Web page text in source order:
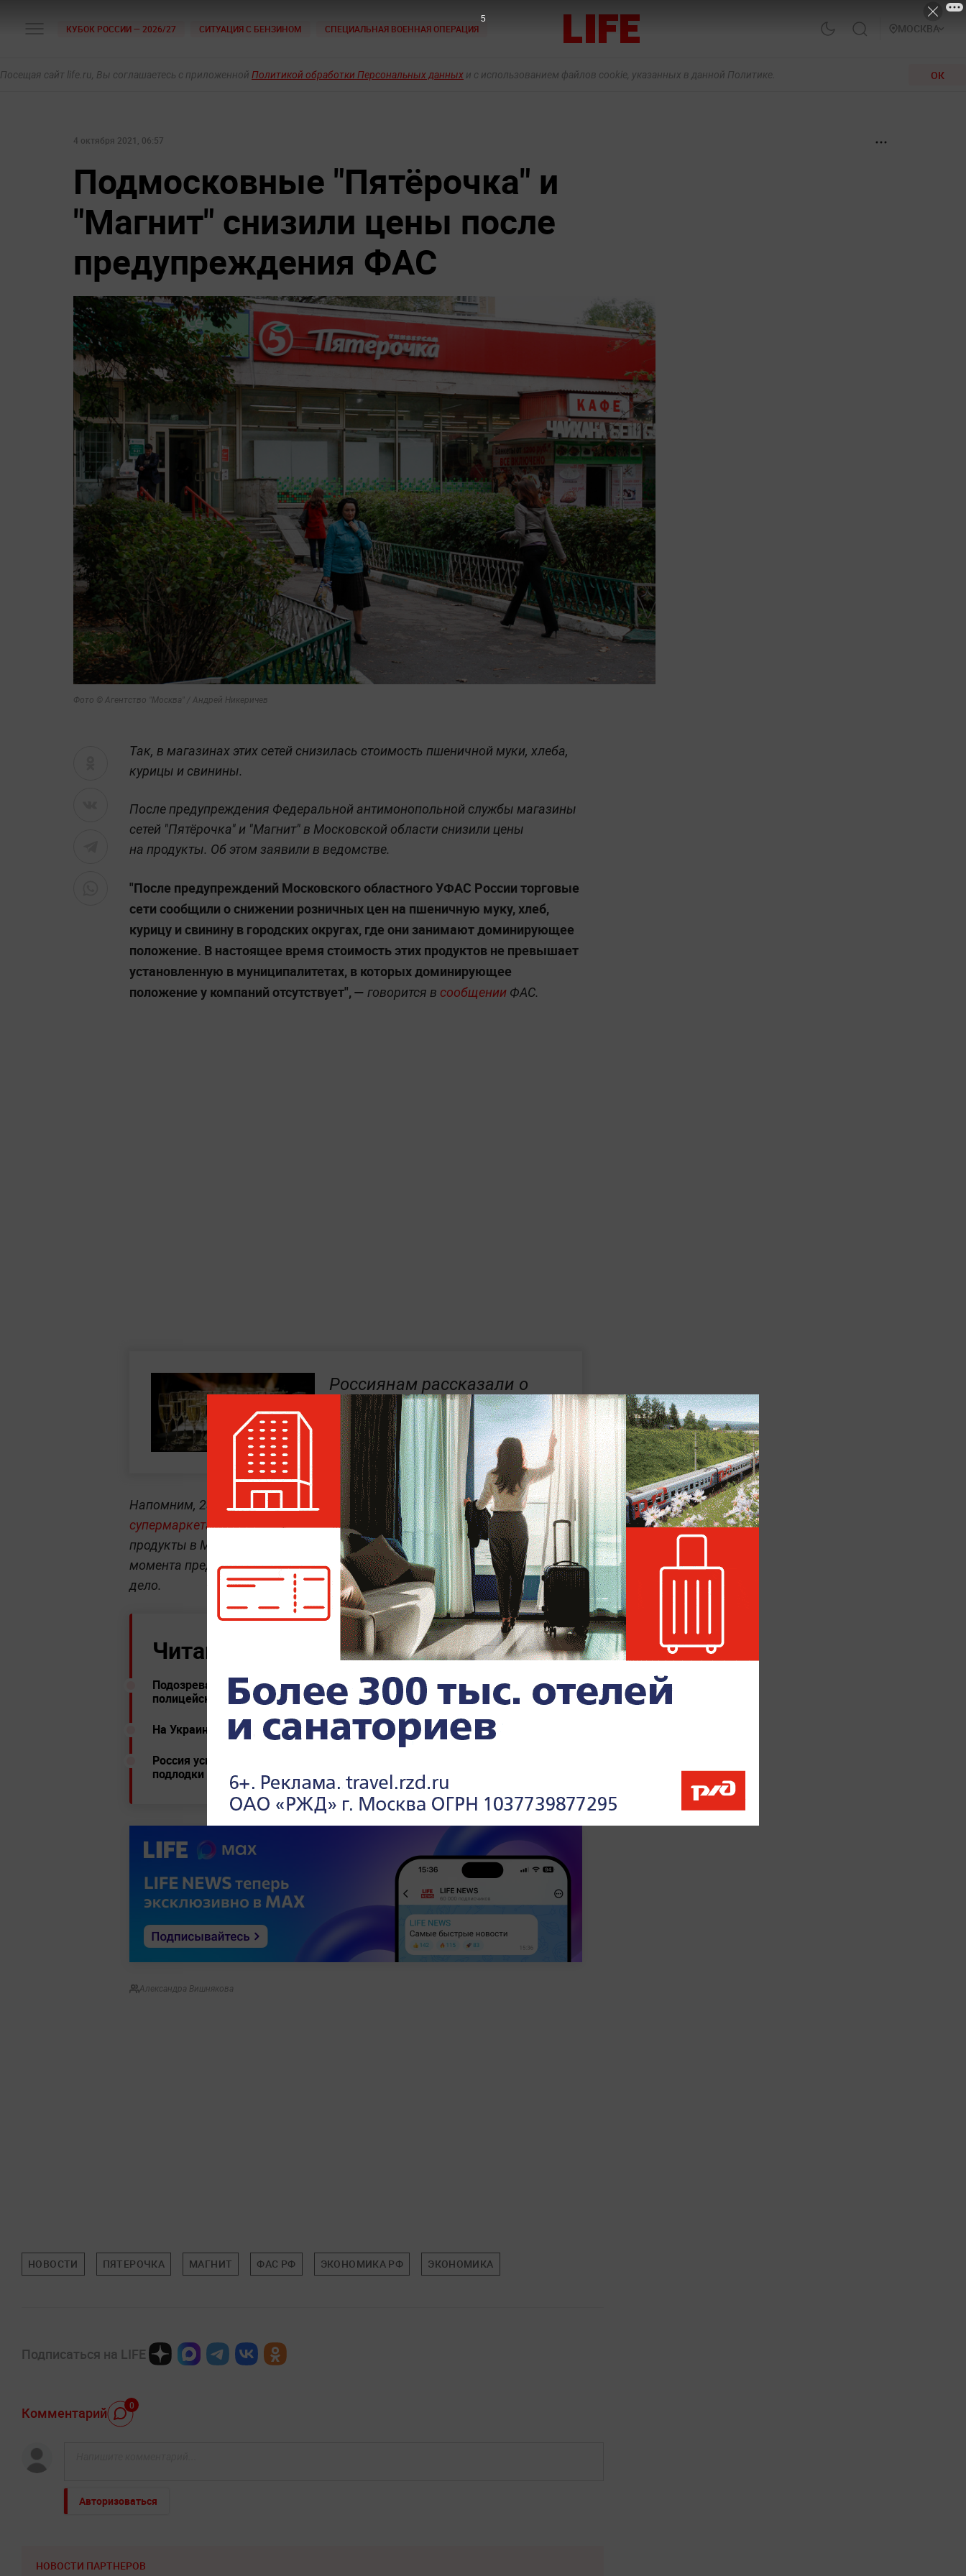
КУБОК РОССИИ — 2026/27 СИТУАЦИЯ С БЕНЗИНОМ СПЕЦИАЛЬНАЯ ВОЕННАЯ ОПЕРАЦИЯ МОСКВА
Посещая сайт life.ru, Вы соглашаетесь с приложенной Политикой обработки Персональных данных и с использованием файлов cookie, указанных в данной Политике. ОК
4 октября 2021, 06:57
Подмосковные "Пятёрочка" и
"Магнит" снизили цены после
предупреждения ФАС
Фото © Агентство "Москва" / Андрей Никеричев
Так, в магазинах этих сетей снизилась стоимость пшеничной муки, хлеба,
курицы и свинины.
После предупреждения Федеральной антимонопольной службы магазины
сетей "Пятёрочка" и "Магнит" в Московской области снизили цены
на продукты. Об этом заявили в ведомстве.
"После предупреждений Московского областного УФАС России торговые
сети сообщили о снижении розничных цен на пшеничную муку, хлеб,
курицу и свинину в городских округах, где они занимают доминирующее
положение. В настоящее время стоимость этих продуктов не превышает
установленную в муниципалитетах, в которых доминирующее
положение у компаний отсутствует", — говорится в сообщении ФАС.
Россиянам рассказали о
ценах на шампанское к
Новому году
Напомним, 23 сентябряФАС предупредила компании, владеющие
супермаркетами "Пятёрочка" и "Магнит", о необходимости снижения ценна
продукты в Московской области. Срок исполнения составил десять дней с
момента предупреждения, в противном случае могло быть возбуждено
дело.
Читайте ещё:
Подозреваемый в убийстве студенток в Гае впал в "кому", но
полицейские ему не верят
На Украине заявили, что транзит газа в Венгрию не возобновлялся
Россия успешно испытала гиперзвуковую ракету "Циркон" с атомной
подлодки
Александра Вишнякова
НОВОСТИ ПЯТЕРОЧКА МАГНИТ ФАС РФ ЭКОНОМИКА РФ ЭКОНОМИКА
Подписаться на LIFE
Комментарий 0
Авторизоваться
НОВОСТИ ПАРТНЕРОВ
4